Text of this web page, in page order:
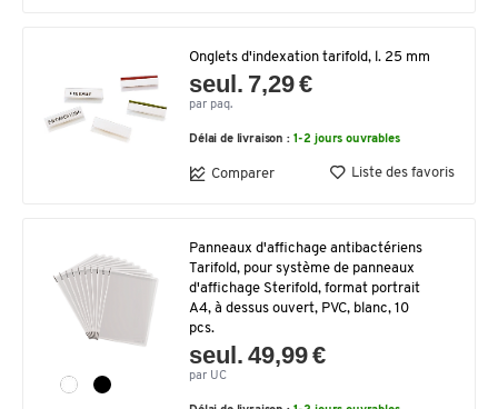
Onglets d'indexation tarifold, l. 25 mm
seul. 7,29 €
par paq.
Délai de livraison : 1-2 jours ouvrables
Comparer Liste des favoris
Panneaux d'affichage antibactériens
Tarifold, pour système de panneaux
d'affichage Sterifold, format portrait
A4, à dessus ouvert, PVC, blanc, 10
pcs.
seul. 49,99 €
par UC